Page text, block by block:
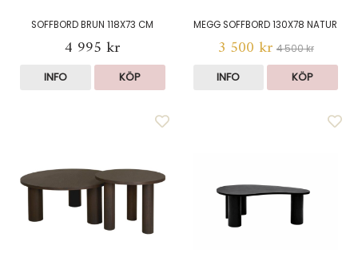
SOFFBORD BRUN 118X73 CM
4 995 kr
INFO KÖP
MEGG SOFFBORD 130X78 NATUR
3 500 kr 4 500 kr
INFO KÖP